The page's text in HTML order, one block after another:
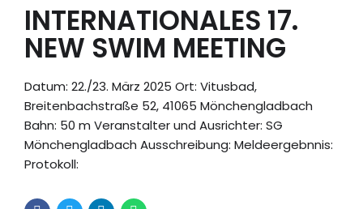
INTERNATIONALES 17.
NEW SWIM MEETING
Datum: 22./23. März 2025 Ort: Vitusbad,
Breitenbachstraße 52, 41065 Mönchengladbach
Bahn: 50 m Veranstalter und Ausrichter: SG
Mönchengladbach Ausschreibung: Meldeergebnnis:
Protokoll: